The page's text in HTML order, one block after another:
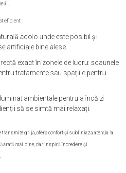
eficient:
acolo unde este posibil și
artificiale bine alese.
exact în zonele de lucru: scaunele
tratamente sau spațiile pentru
ambientale pentru a încălzi
să se simtă mai relaxați.
transmite grijă, oferă confort și subliniază atenția la
arată mai bine, dar inspiră încredere și